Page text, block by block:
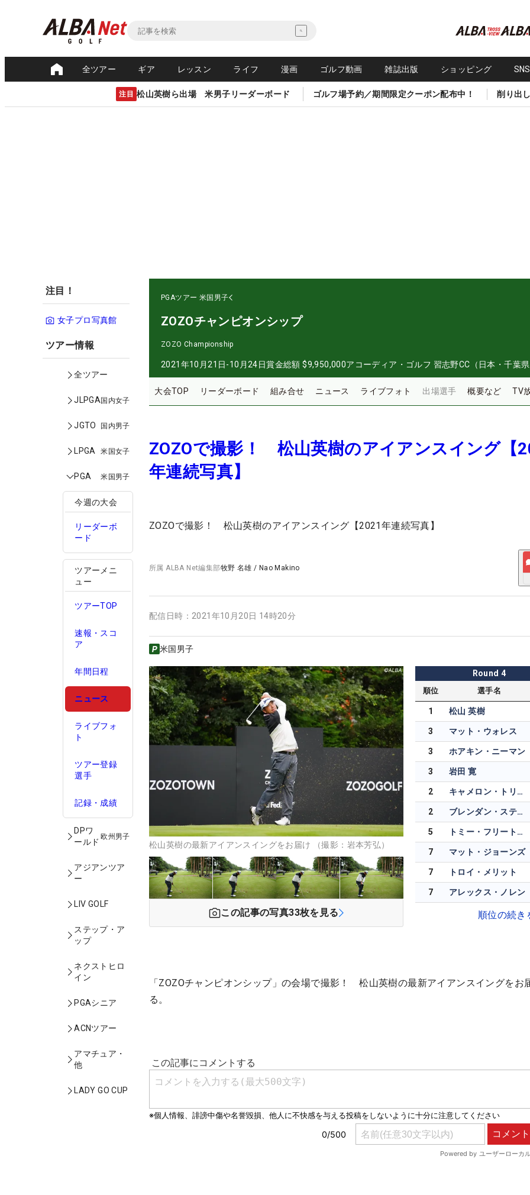
全ツアー ギア レッスン ライフ 漫画 ゴルフ動画 雑誌出版 ショッピング
注目 松山英樹ら出場 米男子リーダーボード ゴルフ場予約／期間限定クーポン配布中！ 削り出
注目！
女子プロ写真館
ツアー情報
全ツアー
JLPGA国内女子
JGTO 国内男子
LPGA 米国女子
PGA 米国男子
今週の大会
リーダーボ
ード
ツアーメニ
ュー
ツアーTOP
速報・スコ
ア
年間日程
ニュース
ライブフォ
ト
ツアー登録
選手
記録・成績
DPワ
ールド
欧州男子
アジアンツア
ー
LIV GOLF
ステップ・ア
ップ
ネクストヒロ
イン
PGAシニア
ACNツアー
アマチュア・
他
LADY GO CUP
PGAツアー 米国男子
ZOZOチャンピオンシップ
ZOZO Championship
2021年10月21日-10月24日賞金総額 $9,950,000アコーディア・ゴルフ 習志野CC（日本・千葉
大会TOP リーダーボード 組み合せ ニュース ライブフォト 出場選手 概要など TV
ZOZOで撮影！ 松山英樹のアイアンスイング【
年連続写真】
ZOZOで撮影！ 松山英樹のアイアンスイング【2021年連続写真】
所属ALBA Net編集部牧野 名雄 / Nao Makino
配信日時： 2021年10月20日 14時20分
米国男子
松山英樹の最新アイアンスイングをお届け （撮影：岩本芳弘）
この記事の写真33枚を見る
Round 4
順位 選手名
1 松山 英樹
3 マット・ウォレス
3 ホアキン・ニーマン
3 岩田 寛
2 キャメロン・トリンガーリ
2 ブレンダン・スティール
5 トミー・フリートウッド
7 マット・ジョーンズ
7 トロイ・メリット
7 アレックス・ノレン
順位の続き
「ZOZOチャンピオンシップ」の会場で撮影！ 松山英樹の最新アイアンスイングをお
る。